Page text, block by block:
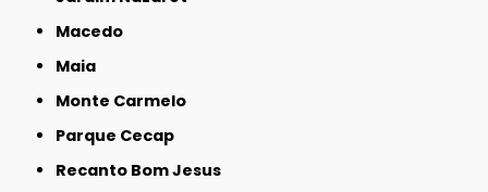
Macedo
Maia
Monte Carmelo
Parque Cecap
Recanto Bom Jesus